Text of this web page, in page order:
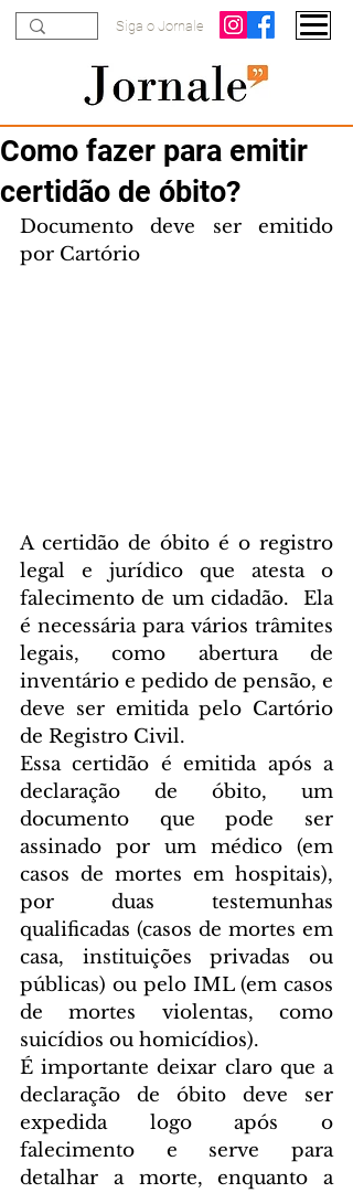
Siga o Jornale
Como fazer para emitir
certidão de óbito?
Documento deve ser emitido
por Cartório
A certidão de óbito é o registro
legal e jurídico que atesta o
falecimento de um cidadão.  Ela
é necessária para vários trâmites
legais, como abertura de
inventário e pedido de pensão, e
deve ser emitida pelo Cartório
de Registro Civil.
Essa certidão é emitida após a
declaração de óbito, um
documento que pode ser
assinado por um médico (em
casos de mortes em hospitais),
por duas testemunhas
qualificadas (casos de mortes em
casa, instituições privadas ou
públicas) ou pelo IML (em casos
de mortes violentas, como
suicídios ou homicídios).
É importante deixar claro que a
declaração de óbito deve ser
expedida logo após o
falecimento e serve para
detalhar a morte, enquanto a